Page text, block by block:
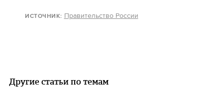
ИСТОЧНИК: Правительство России
Другие статьи по темам